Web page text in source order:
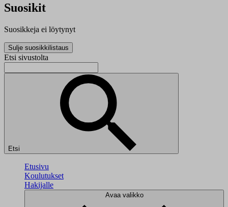
Suosikit
Suosikkeja ei löytynyt
Sulje suosikkilistaus
Etsi sivustolta
Etsi
Etusivu
Koulutukset
Hakijalle
Avaa valikko